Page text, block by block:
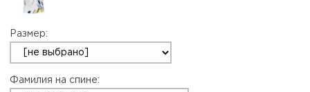
Размер:
Фамилия на спине: